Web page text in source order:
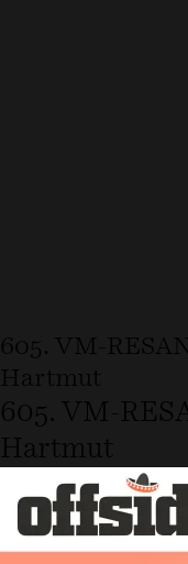
605. VM-
Hartmut
605. VM-
Hartmut